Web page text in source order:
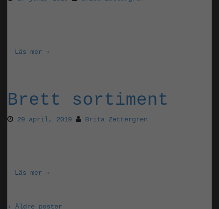
Läs mer ›
Brett sortiment
29 april, 2019 Brita Zettergren
Läs mer ›
‹ Äldre poster